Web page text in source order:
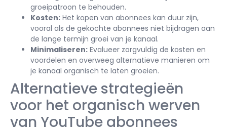
groeipatroon te behouden.
Kosten: Het kopen van abonnees kan duur zijn,
vooral als de gekochte abonnees niet bijdragen aan
de lange termijn groei van je kanaal.
Minimaliseren: Evalueer zorgvuldig de kosten en
voordelen en overweeg alternatieve manieren om
je kanaal organisch te laten groeien.
Alternatieve strategieën
voor het organisch werven
van YouTube abonnees